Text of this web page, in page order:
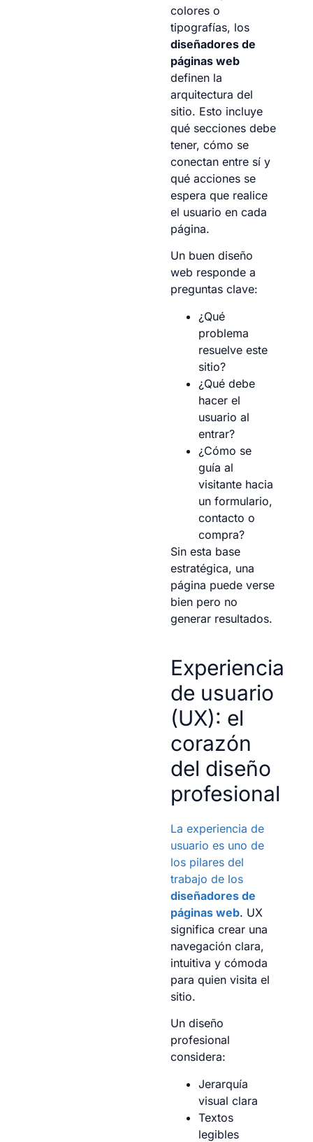
colores o
tipografías, los
diseñadores de
páginas web
definen la
arquitectura del
sitio. Esto incluye
qué secciones debe
tener, cómo se
conectan entre sí y
qué acciones se
espera que realice
el usuario en cada
página.
Un buen diseño
web responde a
preguntas clave:
¿Qué
problema
resuelve este
sitio?
¿Qué debe
hacer el
usuario al
entrar?
¿Cómo se
guía al
visitante hacia
un formulario,
contacto o
compra?
Sin esta base
estratégica, una
página puede verse
bien pero no
generar resultados.
Experiencia
de usuario
(UX): el
corazón
del diseño
profesional
La experiencia de
usuario es uno de
los pilares del
trabajo de los
diseñadores de
páginas web. UX
significa crear una
navegación clara,
intuitiva y cómoda
para quien visita el
sitio.
Un diseño
profesional
considera:
Jerarquía
visual clara
Textos
legibles